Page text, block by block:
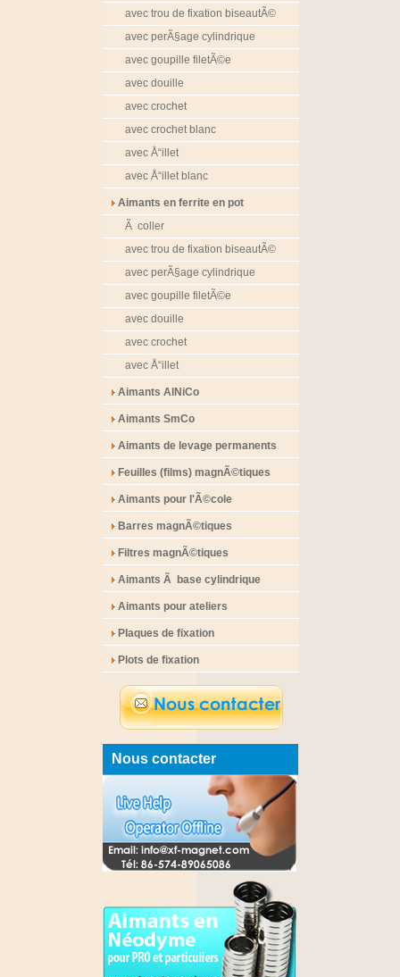
avec trou de fixation biseautÃ©
avec perÃ§age cylindrique
avec goupille filetÃ©e
avec douille
avec crochet
avec crochet blanc
avec Å“illet
avec Å“illet blanc
Aimants en ferrite en pot
Ã coller
avec trou de fixation biseautÃ©
avec perÃ§age cylindrique
avec goupille filetÃ©e
avec douille
avec crochet
avec Å“illet
Aimants AlNiCo
Aimants SmCo
Aimants de levage permanents
Feuilles (films) magnÃ©tiques
Aimants pour l'Ã©cole
Barres magnÃ©tiques
Filtres magnÃ©tiques
Aimants Ã base cylindrique
Aimants pour ateliers
Plaques de fixation
Plots de fixation
Nous contacter